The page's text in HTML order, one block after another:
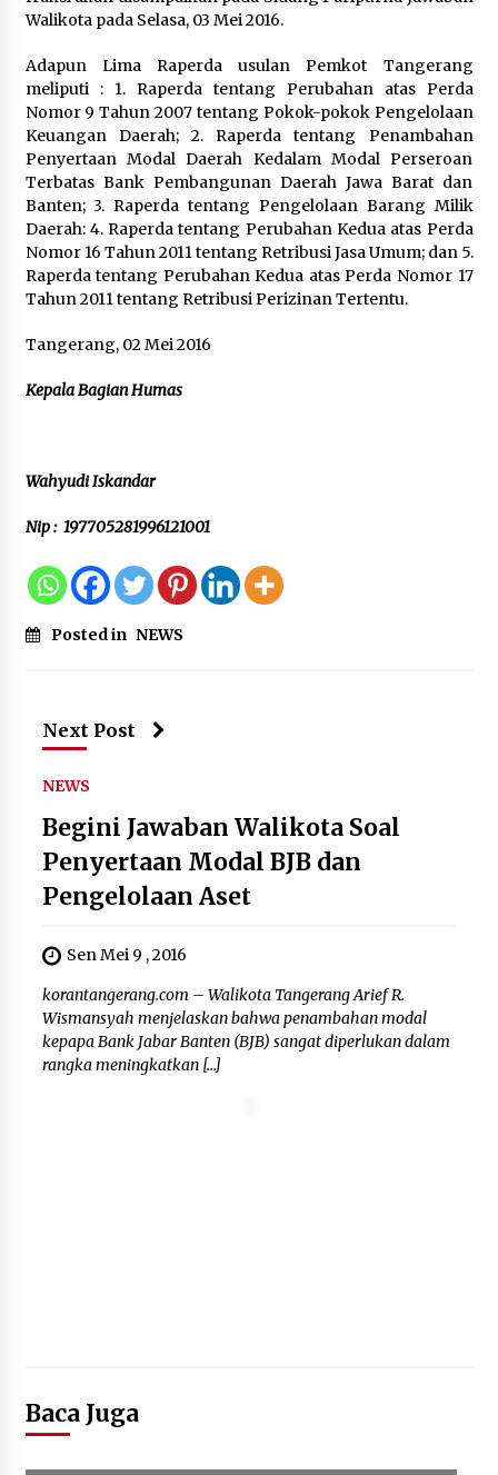
Walikota pada Selasa, 03 Mei 2016.
Adapun Lima Raperda usulan Pemkot Tangerang
meliputi : 1. Raperda tentang Perubahan atas Perda
Nomor 9 Tahun 2007 tentang Pokok-pokok Pengelolaan
Keuangan Daerah; 2. Raperda tentang Penambahan
Penyertaan Modal Daerah Kedalam Modal Perseroan
Terbatas Bank Pembangunan Daerah Jawa Barat dan
Banten; 3. Raperda tentang Pengelolaan Barang Milik
Daerah: 4. Raperda tentang Perubahan Kedua atas Perda
Nomor 16 Tahun 2011 tentang Retribusi Jasa Umum; dan 5.
Raperda tentang Perubahan Kedua atas Perda Nomor 17
Tahun 2011 tentang Retribusi Perizinan Tertentu.
Tangerang, 02 Mei 2016
Kepala Bagian Humas
Wahyudi Iskandar
Nip : 197705281996121001
Posted in NEWS
Next Post
NEWS
Begini Jawaban Walikota Soal
Penyertaan Modal BJB dan
Pengelolaan Aset
Sen Mei 9 , 2016
korantangerang.com – Walikota Tangerang Arief R.
Wismansyah menjelaskan bahwa penambahan modal
kepapa Bank Jabar Banten (BJB) sangat diperlukan dalam
rangka meningkatkan […]
Baca Juga